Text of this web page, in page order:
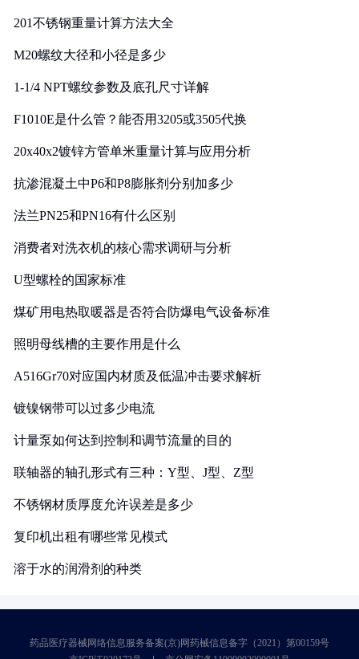
201不锈钢重量计算方法大全
M20螺纹大径和小径是多少
1-1/4 NPT螺纹参数及底孔尺寸详解
F1010E是什么管？能否用3205或3505代换
20x40x2镀锌方管单米重量计算与应用分析
抗渗混凝土中P6和P8膨胀剂分别加多少
法兰PN25和PN16有什么区别
消费者对洗衣机的核心需求调研与分析
U型螺栓的国家标准
煤矿用电热取暖器是否符合防爆电气设备标准
照明母线槽的主要作用是什么
A516Gr70对应国内材质及低温冲击要求解析
镀镍钢带可以过多少电流
计量泵如何达到控制和调节流量的目的
联轴器的轴孔形式有三种：Y型、J型、Z型
不锈钢材质厚度允许误差是多少
复印机出租有哪些常见模式
溶于水的润滑剂的种类
药品医疗器械网络信息服务备案(京)网药械信息备字（2021）第00159号